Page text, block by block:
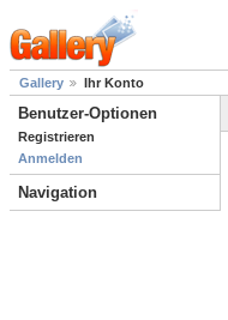
Gallery Ihr Konto
Benutzer-Optionen
Registrieren
Anmelden
Navigation